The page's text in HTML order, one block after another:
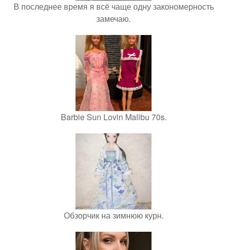
В последнее время я всё чаще одну закономерность
замечаю.
Barbie Sun Lovin Malibu 70s.
Обзорчик на зимнюю курн.